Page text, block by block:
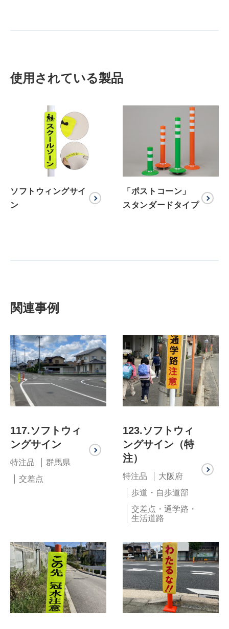
使用されている製品
ソフトウィングサイ
ン
「ポストコーン」
スタンダードタイプ
関連事例
117.ソフトウィ
ングサイン
特注品
群馬県
交差点
123.ソフトウィ
ングサイン（特
注）
特注品
大阪府
歩道・自歩道部
交差点・通学路・
生活道路